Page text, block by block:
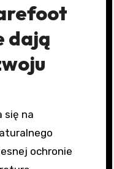
dają
się na
ochronie